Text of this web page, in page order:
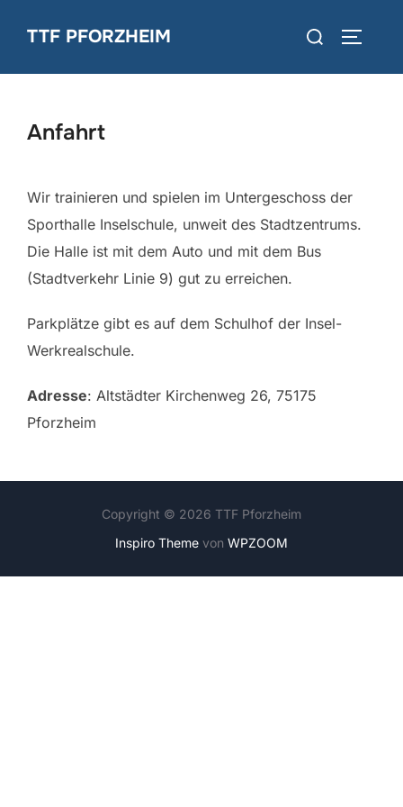
InhaltTTF PFORZHEIM
Suchen
Anfahrt
Wir trainieren und spielen im Untergeschoss der
Sporthalle Inselschule, unweit des Stadtzentrums.
Die Halle ist mit dem Auto und mit dem Bus
(Stadtverkehr Linie 9) gut zu erreichen.
Parkplätze gibt es auf dem Schulhof der Insel-
Werkrealschule.
Adresse: Altstädter Kirchenweg 26, 75175
Pforzheim
Copyright © 2026 TTF Pforzheim
Inspiro Theme von WPZOOM